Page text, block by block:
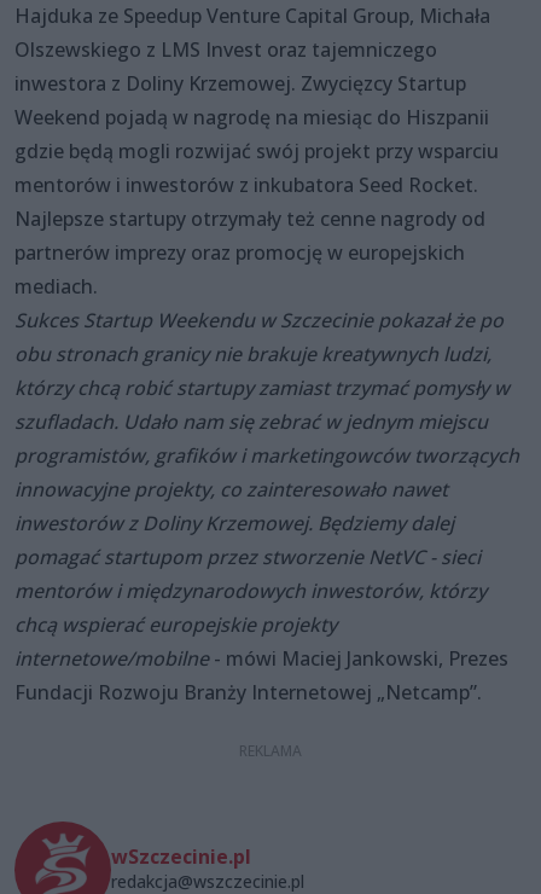
Hajduka ze Speedup Venture Capital Group, Michała
Olszewskiego z LMS Invest oraz tajemniczego
inwestora z Doliny Krzemowej. Zwycięzcy Startup
Weekend pojadą w nagrodę na miesiąc do Hiszpanii
gdzie będą mogli rozwijać swój projekt przy wsparciu
mentorów i inwestorów z inkubatora Seed Rocket.
Najlepsze startupy otrzymały też cenne nagrody od
partnerów imprezy oraz promocję w europejskich
mediach.
Sukces Startup Weekendu w Szczecinie pokazał że po
obu stronach granicy nie brakuje kreatywnych ludzi,
którzy chcą robić startupy zamiast trzymać pomysły w
szufladach. Udało nam się zebrać w jednym miejscu
programistów, grafików i marketingowców tworzących
innowacyjne projekty, co zainteresowało nawet
inwestorów z Doliny Krzemowej. Będziemy dalej
pomagać startupom przez stworzenie NetVC - sieci
mentorów i międzynarodowych inwestorów, którzy
chcą wspierać europejskie projekty
internetowe/mobilne- mówi Maciej Jankowski, Prezes
Fundacji Rozwoju Branży Internetowej „Netcamp”.
wSzczecinie.pl
redakcja@wszczecinie.pl